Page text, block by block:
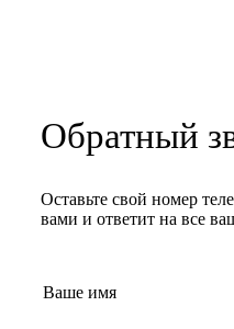
Обратный
Оставьте свой номер
вами и ответит на все